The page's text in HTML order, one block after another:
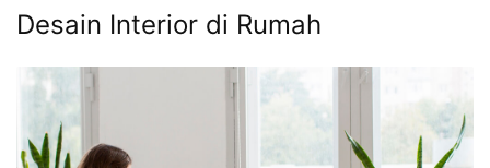
Desain Interior di Rumah